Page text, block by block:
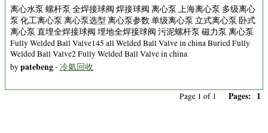
离心水泵 螺杆泵 全焊接球阀 焊接球阀 离心泵 上海离心泵 多级离心
泵 化工离心泵 离心泵选型 离心泵参数 单级离心泵 立式离心泵 卧式
离心泵 直埋全焊接球阀 埋地全焊接球阀 污泥螺杆泵 磁力泵 离心泵
Fully Welded Ball Valve145 all Welded Ball Valve in china Buried Fully
Welded Ball Valve2 Fully Welded Ball Valve in china
bypatebeng- 冷氣回收
Page 1 of 1 Pages: 1